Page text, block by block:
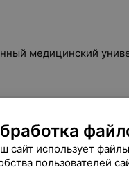
медицинский
сайт использует
пользователей